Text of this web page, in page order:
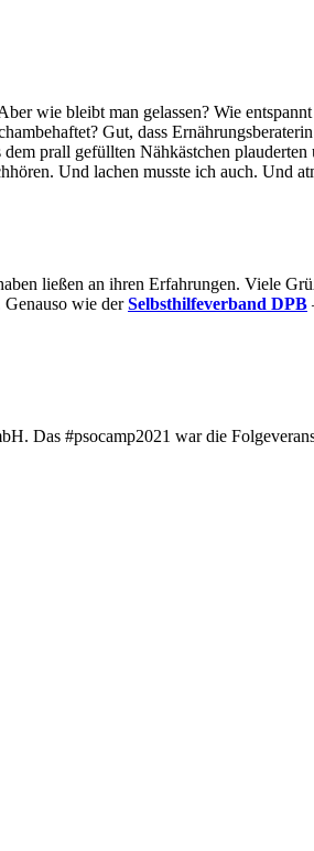
wie bleibt man gelassen? Wie
Gut, dass
prall gefüllten Nähkästchen
Und lachen musste ich auch. Und
ließen an ihren Erfahrungen. Viele
wie der Selbsthilfeverband DPB
Das #psocamp2021 war die